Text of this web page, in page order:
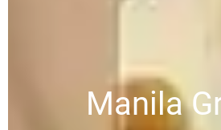
Manila